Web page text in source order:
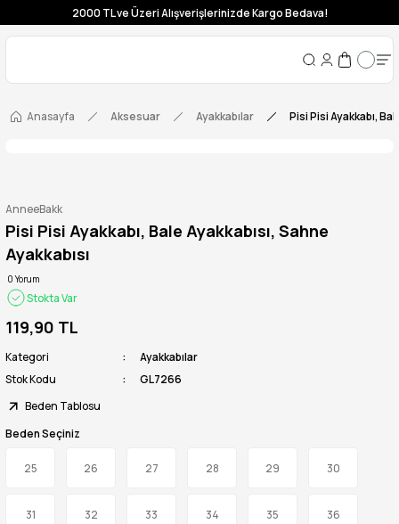
2000 TL ve Üzeri Alışverişlerinizde Kargo Bedava!
Anasayfa Aksesuar Ayakkabılar Pisi Pisi Ayakkabı,
AnneeBakk
Pisi Pisi Ayakkabı, Bale Ayakkabısı, Sahne
Ayakkabısı
0 Yorum
Stokta Var
119,90 TL
Kategori
Ayakkabılar
Stok Kodu
GL7266
Beden Tablosu
Beden Seçiniz
25 26 27 28 29 30
31 32 33 34 35 36